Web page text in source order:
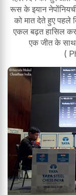
रूस के इयान
को मात देते हुए पहले
एकल बढ़त हासिल कर
एक जीत के
(